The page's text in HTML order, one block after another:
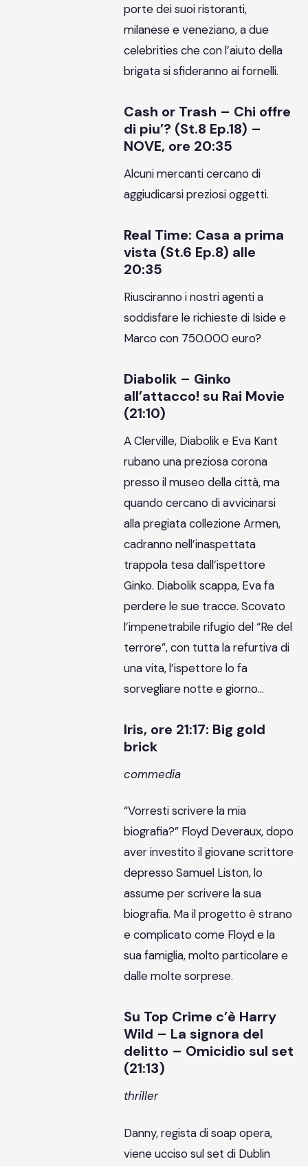
porte dei suoi ristoranti,
milanese e veneziano, a due
celebrities che con l’aiuto della
brigata si sfideranno ai fornelli.
Cash or Trash – Chi offre
di piu’? (St.8 Ep.18) –
NOVE, ore 20:35
Alcuni mercanti cercano di
aggiudicarsi preziosi oggetti.
Real Time: Casa a prima
vista (St.6 Ep.8) alle
20:35
Riusciranno i nostri agenti a
soddisfare le richieste di Iside e
Marco con 750.000 euro?
Diabolik – Ginko
all’attacco! su Rai Movie
(21:10)
A Clerville, Diabolik e Eva Kant
rubano una preziosa corona
presso il museo della città, ma
quando cercano di avvicinarsi
alla pregiata collezione Armen,
cadranno nell’inaspettata
trappola tesa dall’ispettore
Ginko. Diabolik scappa, Eva fa
perdere le sue tracce. Scovato
l’impenetrabile rifugio del “Re del
terrore”, con tutta la refurtiva di
una vita, l’ispettore lo fa
sorvegliare notte e giorno…
Iris, ore 21:17: Big gold
brick
commedia
“Vorresti scrivere la mia
biografia?” Floyd Deveraux, dopo
aver investito il giovane scrittore
depresso Samuel Liston, lo
assume per scrivere la sua
biografia. Ma il progetto è strano
e complicato come Floyd e la
sua famiglia, molto particolare e
dalle molte sorprese.
Su Top Crime c’è Harry
Wild – La signora del
delitto – Omicidio sul set
(21:13)
thriller
Danny, regista di soap opera,
viene ucciso sul set di Dublin